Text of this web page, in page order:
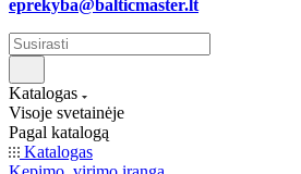
eprekyba@balticmaster.lt
Katalogas
Visoje svetainėje
Pagal katalogą
Katalogas